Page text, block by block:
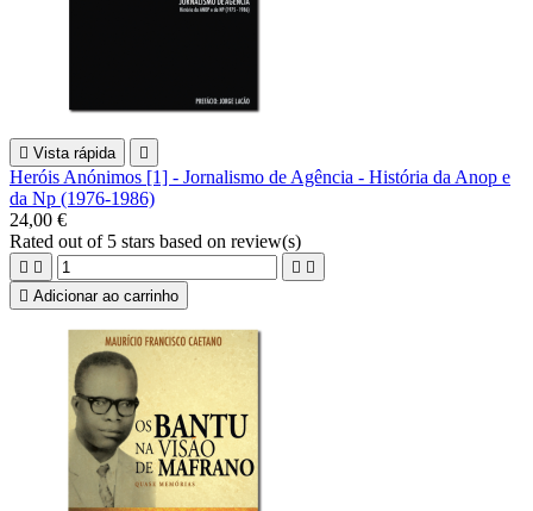
 Vista rápida 
Heróis Anónimos [1] - Jornalismo de Agência - História da Anop e
da Np (1976-1986)
24,00 €
Rated out of 5 stars based on review(s)
   
 Adicionar ao carrinho